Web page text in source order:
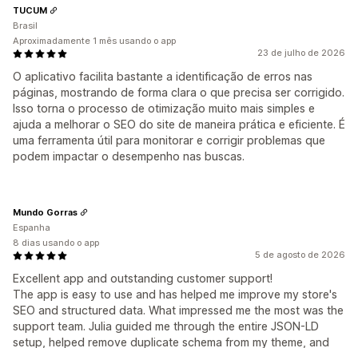
23 de julho de 2026
O aplicativo facilita bastante a identificação de erros nas
páginas, mostrando de forma clara o que precisa ser corrigido.
Isso torna o processo de otimização muito mais simples e
ajuda a melhorar o SEO do site de maneira prática e eficiente. É
uma ferramenta útil para monitorar e corrigir problemas que
podem impactar o desempenho nas buscas.
TUCUM
Brasil
Aproximadamente 1 mês usando o app
5 de agosto de 2026
Excellent app and outstanding customer support!
The app is easy to use and has helped me improve my store's
SEO and structured data. What impressed me the most was the
support team. Julia guided me through the entire JSON-LD
setup, helped remove duplicate schema from my theme, and
Mundo Gorras
Espanha
8 dias usando o app